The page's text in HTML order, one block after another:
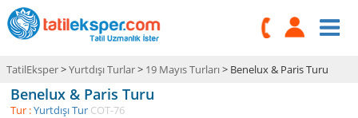
TatilEksper>Yurtdışı Turlar> 19 Mayıs Turları> Benelux & Paris Turu
Benelux & Paris Turu
Tur :Yurtdışı Tur COT-76